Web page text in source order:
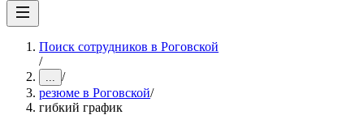
Поиск сотрудников в Роговской
/
... /
резюме в Роговской/
гибкий график